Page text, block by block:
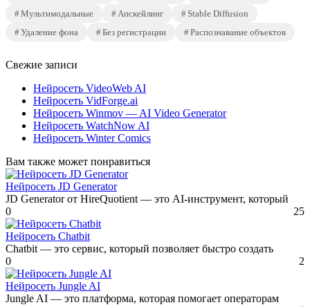
Мультимодальные
Апскейлинг
Stable Diffusion
Удаление фона
Без регистрации Распознавание объектов
Свежие записи
Нейросеть VideoWeb AI
Нейросеть VidForge.ai
Нейросеть Winmov — AI Video Generator
Нейросеть WatchNow AI
Нейросеть Winter Comics
Вам также может понравиться
Нейросеть JD Generator
JD Generator от HireQuotient — это AI-инструмент, который
0
25
Нейросеть Chatbit
Chatbit — это сервис, который позволяет быстро создать
0
2
Нейросеть Jungle AI
Jungle AI — это платформа, которая помогает операторам